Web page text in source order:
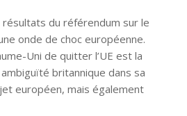
résultats du référendum sur le
onde de choc européenne.
Uni de quitter l’UE est la
britannique dans sa
européen, mais également